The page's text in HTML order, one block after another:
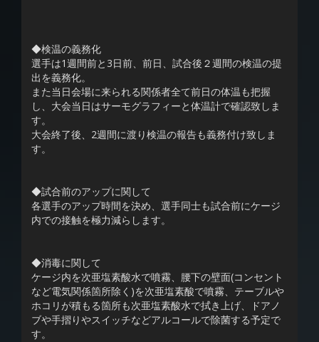
◆検温の義務化
選手は1週間前と3日前、前日、試合後２週間の検温の提
出を義務化。
また当日会場に来られる関係者全て前日の体温も把握
し、大会当日はサーモグラフィーと体温計で確認致しま
す。
大会終了後、2週間に渡り検温の報告も義務付け致しま
す。
◆試合前のアップに関して
各選手のアップ時間を決め、選手同士も試合前にケージ
内での接触を極力減らします。
◆消毒に関して
ケージ内を次亜塩素酸水で噴霧、腰下の壁面(コンセント
など電気関係箇所除く)を次亜塩素酸で噴霧、テーブルや
ホコリが積もる箇所も次亜塩素酸水で拭き上げ、ドアノ
ブや手摺りやスイッチなどアルコールで除菌する予定で
す。